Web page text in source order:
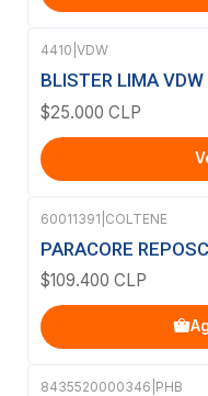
4410 VDW
BLISTER LIMA
$25.000 CLP
60011391 COLTENE
PARACORE
$109.400 CLP
8435520000346 PHB